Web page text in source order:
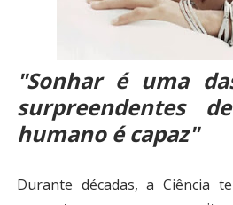
"Sonhar é uma
surpreendentes
humano é capaz"
Durante décadas, a Ciência